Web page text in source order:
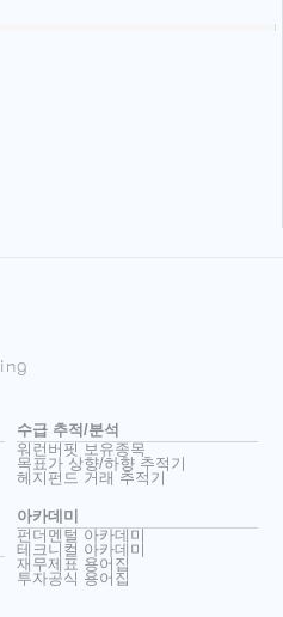
수급 추적/분석
워런버핏 보유종목
목표가 상향/하향 추적기
헤지펀드 거래 추적기
아카데미
펀더멘털 아카데미
테크니컬 아카데미
재무제표 용어집
투자공식 용어집